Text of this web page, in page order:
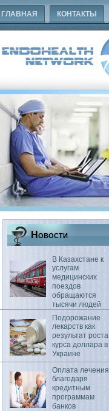
ГЛАВНАЯ КОНТАКТЫ
Новости
В Казахстане к
услугам
медицинских
поездов
обращаются
тысячи людей
Подорожание
лекарств как
результат роста
курса доллара в
Украине
Оплата лечения
благодаря
кредитным
программам
банков